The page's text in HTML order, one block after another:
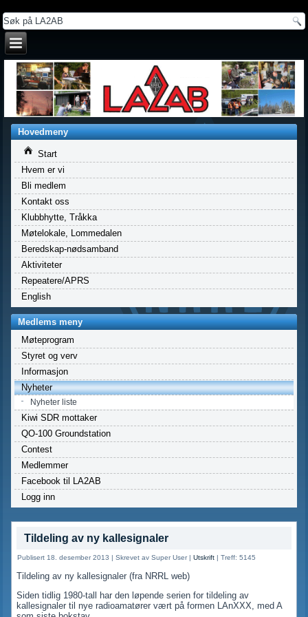
Hovedmeny
Start
Hvem er vi
Bli medlem
Kontakt oss
Klubbhytte, Tråkka
Møtelokale, Lommedalen
Beredskap-nødsamband
Aktiviteter
Repeatere/APRS
English
Medlems meny
Møteprogram
Styret og verv
Informasjon
Nyheter
Nyheter liste
Kiwi SDR mottaker
QO-100 Groundstation
Contest
Medlemmer
Facebook til LA2AB
Logg inn
Tildeling av ny kallesignaler
Publisert 18. desember 2013 |Skrevet av Super User|Utskrift |Treff: 5145
Tildeling av ny kallesignaler (fra NRRL web)
Siden tidlig 1980-tall har den løpende serien for tildeling av
kallesignaler til nye radioamatører vært på formen LAnXXX, med A